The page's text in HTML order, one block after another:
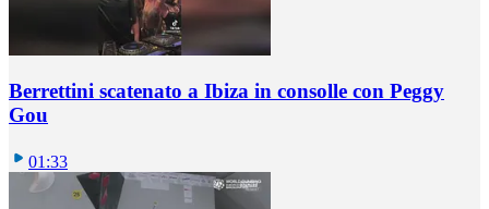
Berrettini scatenato a Ibiza in consolle con Peggy
Gou
01:33